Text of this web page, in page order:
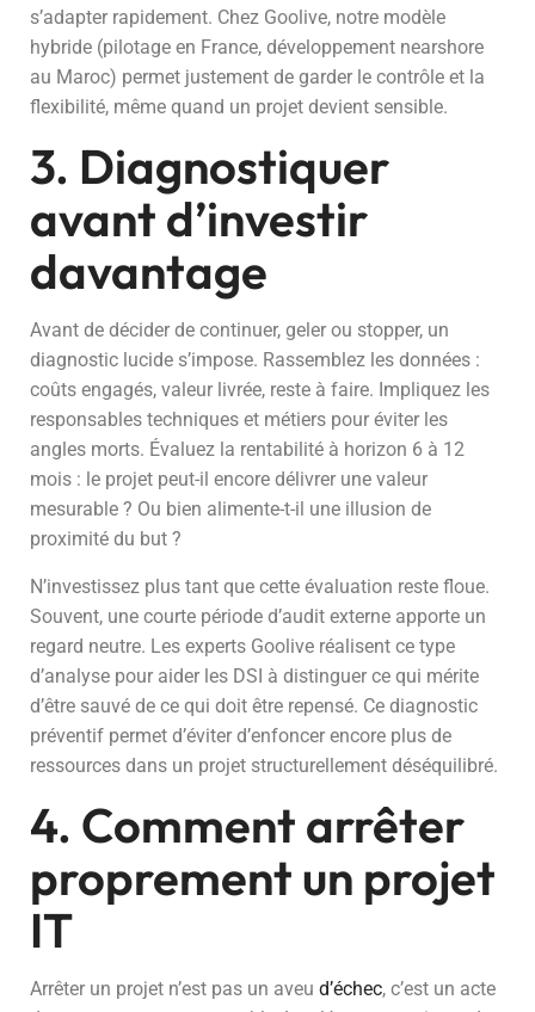
s’adapter rapidement. Chez Goolive, notre modèle
hybride (pilotage en France, développement nearshore
au Maroc) permet justement de garder le contrôle et la
flexibilité, même quand un projet devient sensible.
3. Diagnostiquer
avant d’investir
davantage
Avant de décider de continuer, geler ou stopper, un
diagnostic lucide s’impose. Rassemblez les données :
coûts engagés, valeur livrée, reste à faire. Impliquez les
responsables techniques et métiers pour éviter les
angles morts. Évaluez la rentabilité à horizon 6 à 12
mois : le projet peut-il encore délivrer une valeur
mesurable ? Ou bien alimente-t-il une illusion de
proximité du but ?
N’investissez plus tant que cette évaluation reste floue.
Souvent, une courte période d’audit externe apporte un
regard neutre. Les experts Goolive réalisent ce type
d’analyse pour aider les DSI à distinguer ce qui mérite
d’être sauvé de ce qui doit être repensé. Ce diagnostic
préventif permet d’éviter d’enfoncer encore plus de
ressources dans un projet structurellement déséquilibré.
4. Comment arrêter
proprement un projet
IT
Arrêter un projet n’est pas un aveu d’échec, c’est un acte